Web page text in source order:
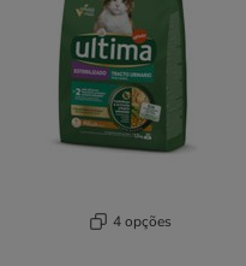
4 opções